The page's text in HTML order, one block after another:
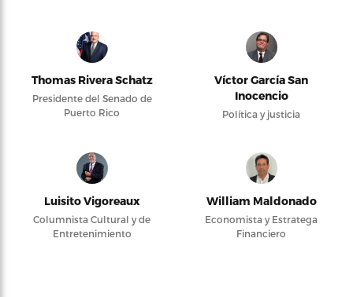
Thomas Rivera Schatz
Presidente del Senado de
Puerto Rico
Víctor García San
Inocencio
Política y justicia
Luisito Vigoreaux
Columnista Cultural y de
Entretenimiento
William Maldonado
Economista y Estratega
Financiero